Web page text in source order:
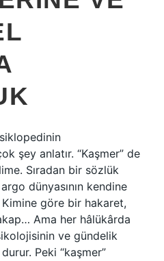
şey anlatır. “Kaşmer” de
Sıradan bir sözlük
dünyasının kendine
göre bir hakaret,
Ama her hâlükârda
ve gündelik
Peki “kaşmer”